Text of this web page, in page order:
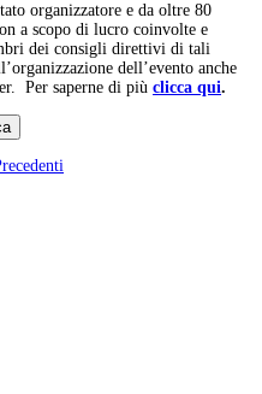
organizzatore e da oltre 80
a scopo di lucro coinvolte e
dei consigli direttivi di tali
dell’evento anche
Per saperne di più clicca qui.